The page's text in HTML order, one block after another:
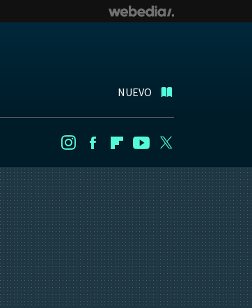
NUEVO
InstagramFacebookFlipboard
Youtube